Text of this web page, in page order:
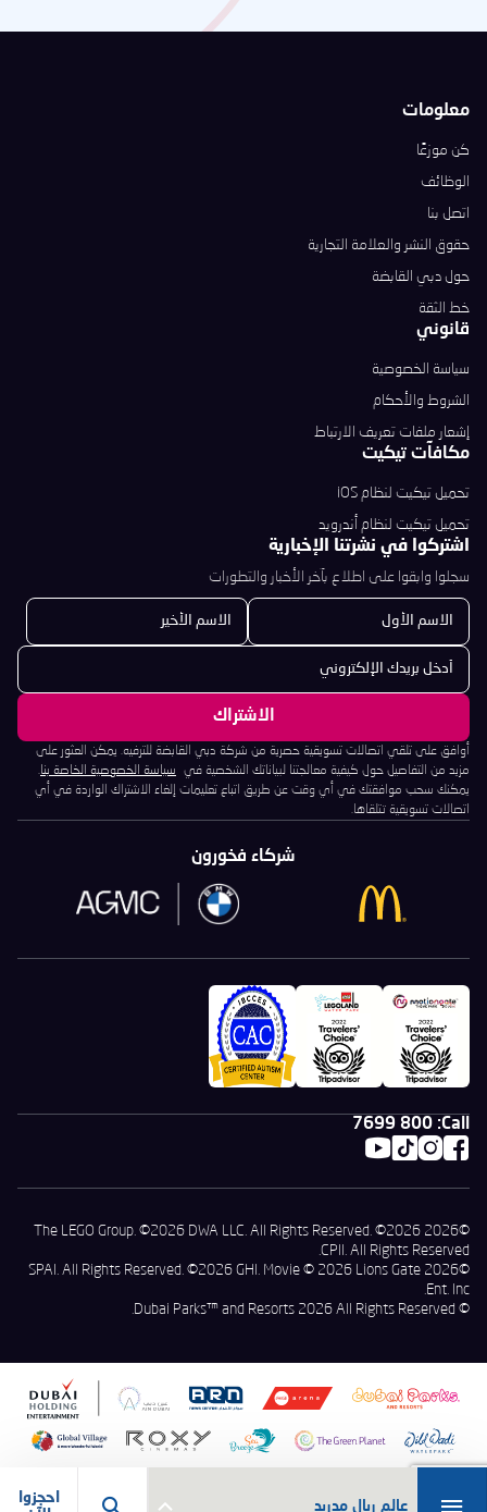
عالم ريال مدريد
احجزوا
اشتركوا في نشرتنا الإخبارية
سجلوا وابقوا على اطلاع بآخر الأخبار والتطورات
أوافق على تلقي اتصالات تسويقية حصرية من شركة دبي القابضة للترفيه. يمكن العثور على
مزيد من التفاصيل حول كيفية معالجتنا لبياناتك الشخصية في
سياسة الخصوصية الخاصة بنا.
يمكنك سحب موافقتك في أي وقت عن طريق اتباع تعليمات إلغاء الاشتراك الواردة في أي
اتصالات تسويقية تتلقاها.
معلومات
كن موزعًا
الوظائف
اتصل بنا
حقوق النشر والعلامة التجارية
حول دبي القابضة
خط الثقة
قانوني
سياسة الخصوصية
الشروط والأحكام
إشعار ملفات تعريف الارتباط
مكافآت تيكيت
تحميل تيكيت لنظام iOS
تحميل تيكيت لنظام أندرويد
Call:
800 7699
شركاء فخورون
©2026 The LEGO Group. ©2026 DWA LLC. All Rights Reserved. ©2026
CPII. All Rights Reserved.
©2026 SPAI. All Rights Reserved. ©2026 GHI. Movie © 2026 Lions Gate
Ent. Inc.
© Dubai Parks™ and Resorts 2026 All Rights Reserved.